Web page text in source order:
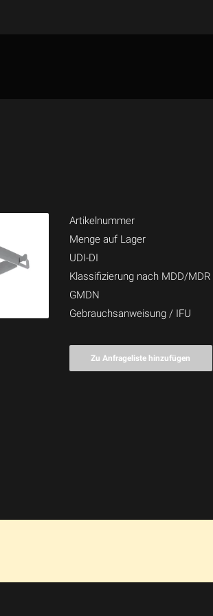
Artikelnummer
Menge auf Lager
UDI-DI
Klassifizierung nach MDD/MDR
GMDN
Gebrauchsanweisung / IFU
Zu Anfrageliste hinzufügen